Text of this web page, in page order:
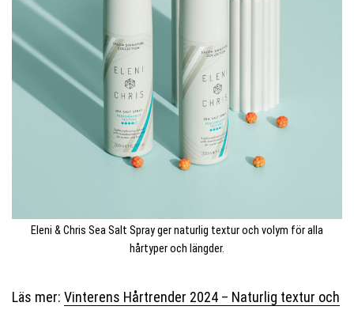
Eleni & Chris Sea Salt Spray ger naturlig textur och volym för alla
hårtyper och längder.
Läs mer: Vinterens Hårtrender 2024 – Naturlig textur och